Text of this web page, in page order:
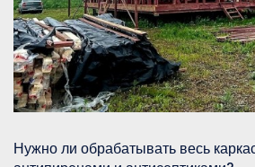
Нужно ли обрабатывать весь